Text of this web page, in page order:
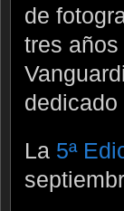
de
tres
La 5ª